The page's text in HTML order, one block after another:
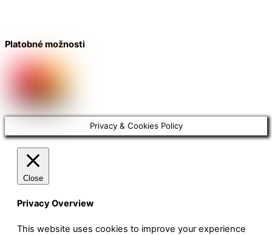
Platobné možnosti
Privacy & Cookies Policy
Close
Privacy Overview
This website uses cookies to improve your experience